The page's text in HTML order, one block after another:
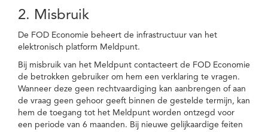
2. Misbruik
De FOD Economie beheert de infrastructuur van het
elektronisch platform Meldpunt.
Bij misbruik van het Meldpunt contacteert de FOD Economie
de betrokken gebruiker om hem een verklaring te vragen.
Wanneer deze geen rechtvaardiging kan aanbrengen of aan
de vraag geen gehoor geeft binnen de gestelde termijn, kan
hem de toegang tot het Meldpunt worden ontzegd voor
een periode van 6 maanden. Bij nieuwe gelijkaardige feiten